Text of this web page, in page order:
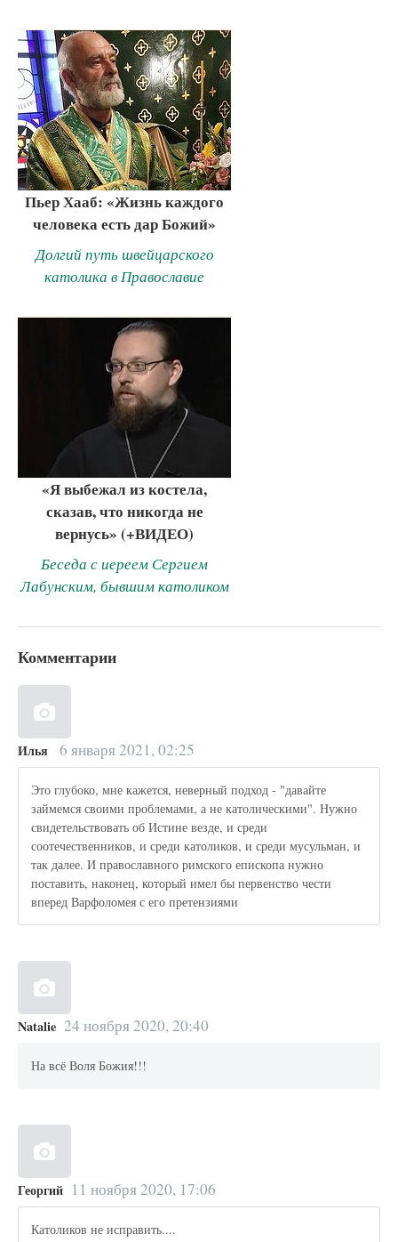
Пьер Хааб: «Жизнь каждого
человека есть дар Божий»
Долгий путь швейцарского
католика в Православие
«Я выбежал из костела,
сказав, что никогда не
вернусь» (+ВИДЕО)
Беседа с иереем Сергием
Лабунским, бывшим католиком
Комментарии
Илья 6 января 2021, 02:25
Это глубоко, мне кажется, неверный подход - "давайте
займемся своими проблемами, а не католическими". Нужно
свидетельствовать об Истине везде, и среди
соотечественников, и среди католиков, и среди мусульман, и
так далее. И православного римского епископа нужно
поставить, наконец, который имел бы первенство чести
вперед Варфоломея с его претензиями
Natalie 24 ноября 2020, 20:40
На всё Воля Божия!!!
Георгий 11 ноября 2020, 17:06
Католиков не исправить....